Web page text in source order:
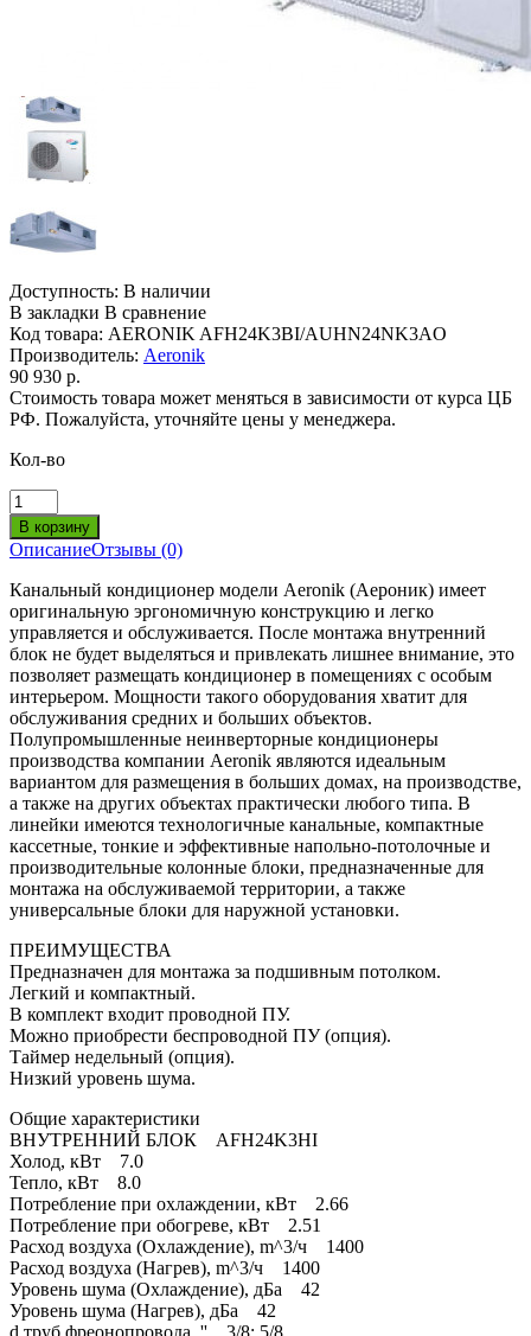
Доступность: В наличии
В закладки В сравнение
Код товара: AERONIK AFH24K3BI/AUHN24NK3AO
Производитель: Aeronik
90 930 р.
Стоимость товара может меняться в зависимости от курса ЦБ
РФ. Пожалуйста, уточняйте цены у менеджера.
Кол-во
ОписаниеОтзывы (0)
Канальный кондиционер модели Aeronik (Аероник) имеет
оригинальную эргономичную конструкцию и легко
управляется и обслуживается. После монтажа внутренний
блок не будет выделяться и привлекать лишнее внимание, это
позволяет размещать кондиционер в помещениях с особым
интерьером. Мощности такого оборудования хватит для
обслуживания средних и больших объектов.
Полупромышленные неинверторные кондиционеры
производства компании Aeronik являются идеальным
вариантом для размещения в больших домах, на производстве,
а также на других объектах практически любого типа. В
линейки имеются технологичные канальные, компактные
кассетные, тонкие и эффективные напольно-потолочные и
производительные колонные блоки, предназначенные для
монтажа на обслуживаемой территории, а также
универсальные блоки для наружной установки.
ПРЕИМУЩЕСТВА
Предназначен для монтажа за подшивным потолком.
Легкий и компактный.
В комплект входит проводной ПУ.
Можно приобрести беспроводной ПУ (опция).
Таймер недельный (опция).
Низкий уровень шума.
Общие характеристики
ВНУТРЕННИЙ БЛОК AFH24K3HI
Холод, кВт 7.0
Тепло, кВт 8.0
Потребление при охлаждении, кВт 2.66
Потребление при обогреве, кВт 2.51
Расход воздуха (Охлаждение), m^3/ч 1400
Расход воздуха (Нагрев), m^3/ч 1400
Уровень шума (Охлаждение), дБа 42
Уровень шума (Нагрев), дБа 42
d труб фреонопровода, '' 3/8; 5/8